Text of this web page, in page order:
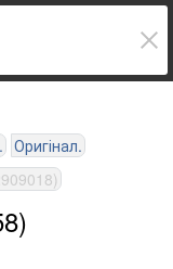
Оригінал.